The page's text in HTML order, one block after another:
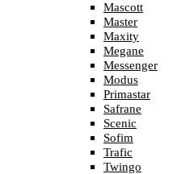
Mascott
Master
Maxity
Megane
Messenger
Modus
Primastar
Safrane
Scenic
Sofim
Trafic
Twingo